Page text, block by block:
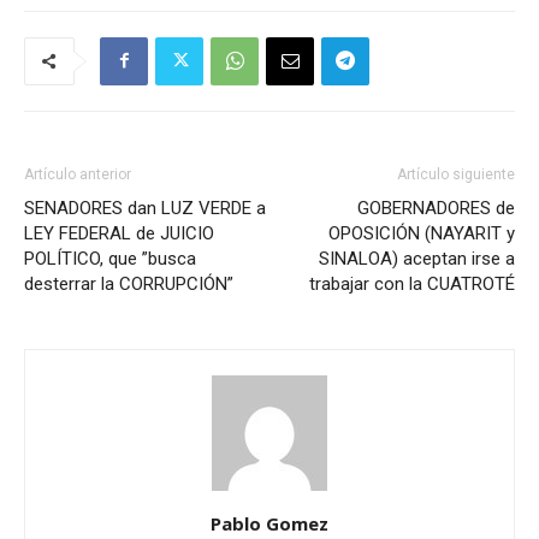
Artículo anterior
SENADORES dan LUZ VERDE a
LEY FEDERAL de JUICIO
POLÍTICO, que ”busca
desterrar la CORRUPCIÓN”
Artículo siguiente
GOBERNADORES de
OPOSICIÓN (NAYARIT y
SINALOA) aceptan irse a
trabajar con la CUATROTÉ
Pablo Gomez